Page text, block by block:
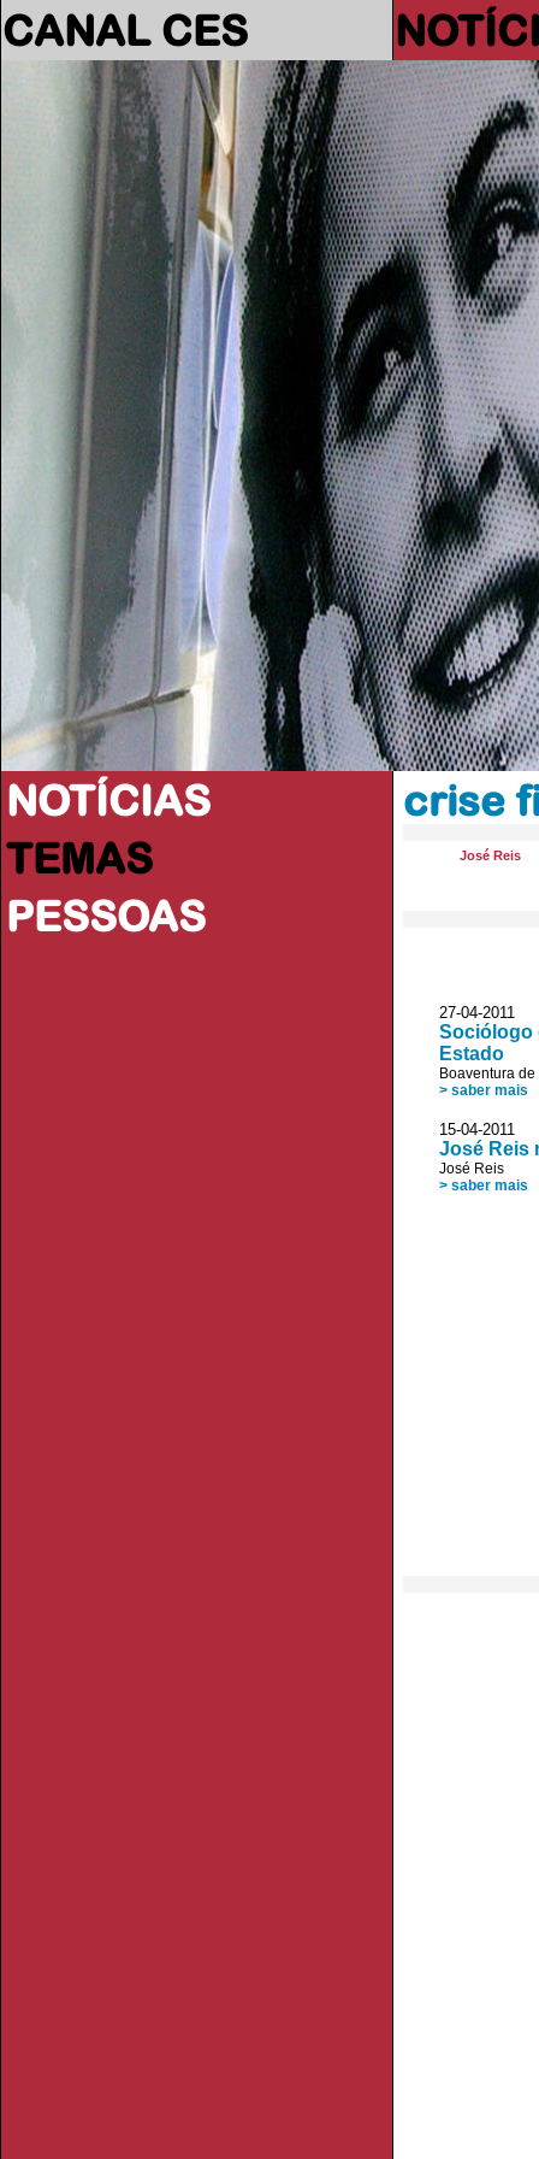
CANAL CES
NOTÍCIAS
TEMAS
PESSOAS
crise
José Reis
27-04-2011
Sociólogo
Estado
Boaventura
> saber mais
15-04-
José Reis
José Reis
> saber mais